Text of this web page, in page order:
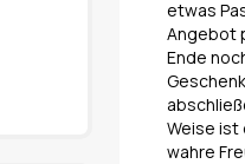
etwas
Angebot
Ende
Weise ist
wahre